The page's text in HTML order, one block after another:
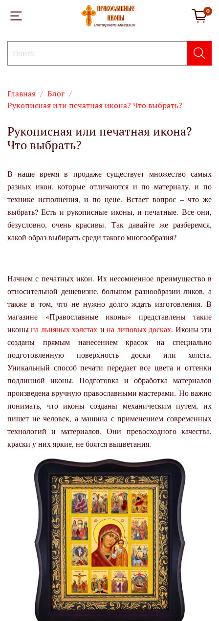
0
Главная
Блог
Рукописная или печатная икона? Что выбрать?
Рукописная или печатная икона?
Что выбрать?
В наше время в продаже существует множество самых
разных икон, которые отличаются и по материалу, и по
технике исполнения, и по цене. Встает вопрос – что же
выбрать? Есть и рукописные иконы, и печатные. Все они,
безусловно, очень красивы. Так давайте же разберемся,
какой образ выбирать среди такого многообразия?
Начнем с печатных икон. Их несомненное преимущество в
относительной дешевизне, большом разнообразии ликов, а
также в том, что не нужно долго ждать изготовления. В
магазине «Православные иконы» представлены такие
иконына льняных холстах ина липовых досках. Иконы эти
созданы прямым нанесением красок на специально
подготовленную поверхность доски или холста.
Уникальный способ печати передает все цвета и оттенки
подлинной иконы. Подготовка и обработка материалов
произведена вручную православными мастерами. Но важно
понимать, что иконы созданы механическим путем, их
пишет не человек, а машина с применением современных
технологий и материалов. Они превосходного качества,
краски у них яркие, не боятся выцветания.